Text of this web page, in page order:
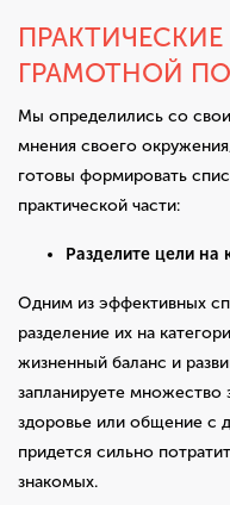
ГРАМОТНОЙ
Мы определились со
мнения своего
готовы формировать
практической части:
Разделите цели на
Одним из эффективных
разделение их на
жизненный баланс и
запланируете множество
здоровье или общение с
придется сильно
знакомых.